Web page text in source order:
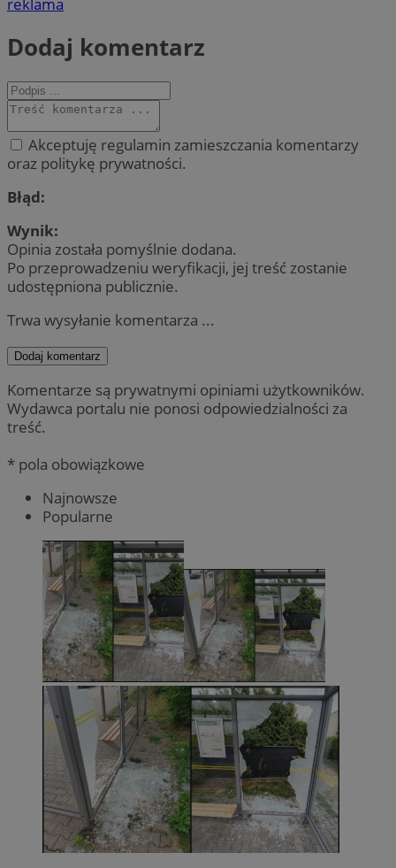
reklama
Dodaj komentarz
Akceptuję regulamin zamieszczania komentarzy
oraz politykę prywatności.
Błąd:
Wynik:
Opinia została pomyślnie dodana.
Po przeprowadzeniu weryfikacji, jej treść zostanie
udostępniona publicznie.
Trwa wysyłanie komentarza ...
Dodaj komentarz
Komentarze są prywatnymi opiniami użytkowników.
Wydawca portalu nie ponosi odpowiedzialności za
treść.
* pola obowiązkowe
Najnowsze
Popularne